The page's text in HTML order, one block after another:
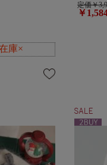
庫×
定価￥
￥